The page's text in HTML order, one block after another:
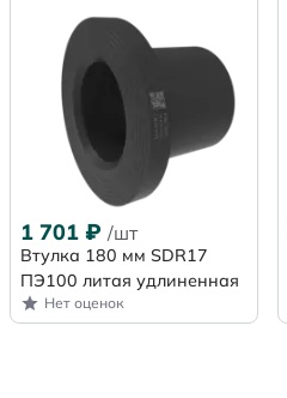
1 701 ₽ /шт
Втулка 180 мм SDR17
ПЭ100 литая удлиненная
Нет оценок